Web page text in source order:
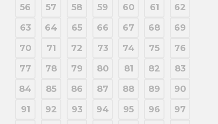
56
57 58 59 60 61
62
63
64 65 66 67 68
69
70
71 72 73 74 75
76
77
78 79 80 81 82
83
84
85 86 87 88 89
90
91
92 93 94 95 96
97